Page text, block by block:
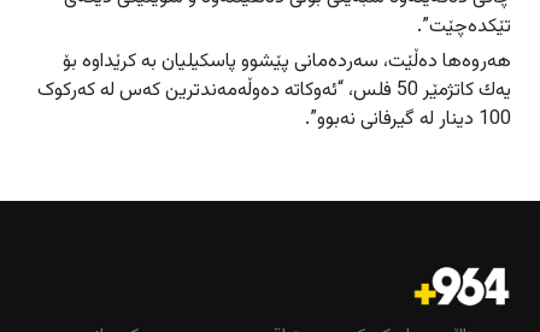
تێكدەچێت”.
هەروەها دەڵێت، سەردەمانی پێشوو پاسكیلیان بە كرێداوە بۆ
یەك كاتژمێر 50 فلس، “ئەوکاتە دەوڵەمەندترین كەس لە کەرکوک
100 دینار لە گیرفانی نەبوو”.